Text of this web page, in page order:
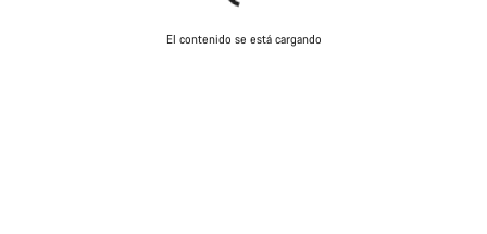
El contenido se está cargando